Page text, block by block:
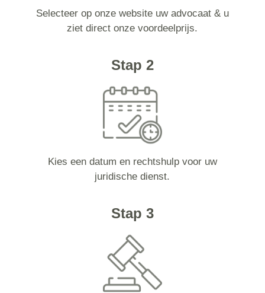
Selecteer op onze website uw advocaat & u
ziet direct onze voordeelprijs.
Stap 2
Kies een datum en rechtshulp voor uw
juridische dienst.
Stap 3